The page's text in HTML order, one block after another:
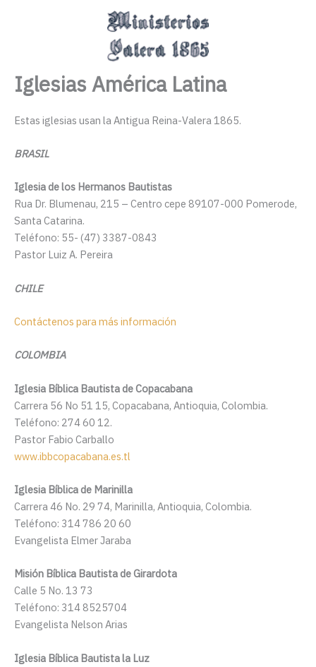
Iglesias América Latina
Estas iglesias usan la Antigua Reina-Valera 1865.
BRASIL
Iglesia de los Hermanos Bautistas
Rua Dr. Blumenau, 215 – Centro cepe 89107-000 Pomerode,
Santa Catarina.
Teléfono: 55- (47) 3387-0843
Pastor Luiz A. Pereira
CHILE
Contáctenos para más información
COLOMBIA
Iglesia Bíblica Bautista de Copacabana
Carrera 56 No 51 15, Copacabana, Antioquia, Colombia.
Teléfono: 274 60 12.
Pastor Fabio Carballo
www.ibbcopacabana.es.tl
Iglesia Bíblica de Marinilla
Carrera 46 No. 29 74, Marinilla, Antioquia, Colombia.
Teléfono: 314 786 20 60
Evangelista Elmer Jaraba
Misión Bíblica Bautista de Girardota
Calle 5 No. 13 73
Teléfono: 314 8525704
Evangelista Nelson Arias
Iglesia Bíblica Bautista la Luz